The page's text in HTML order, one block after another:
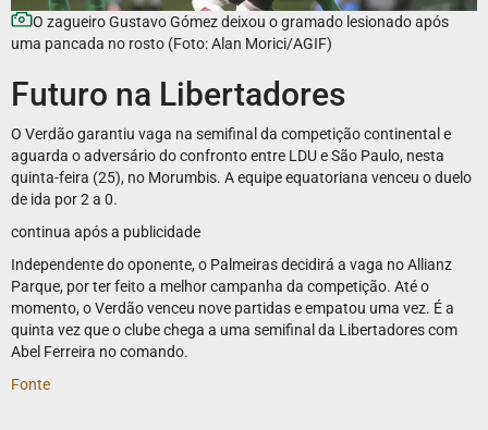
O zagueiro Gustavo Gómez deixou o gramado lesionado após
uma pancada no rosto (Foto: Alan Morici/AGIF)
Futuro na Libertadores
O Verdão garantiu vaga na semifinal da competição continental e
aguarda o adversário do confronto entre LDU e São Paulo, nesta
quinta-feira (25), no Morumbis. A equipe equatoriana venceu o duelo
de ida por 2 a 0.
continua após a publicidade
Independente do oponente, o Palmeiras decidirá a vaga no Allianz
Parque, por ter feito a melhor campanha da competição. Até o
momento, o Verdão venceu nove partidas e empatou uma vez. É a
quinta vez que o clube chega a uma semifinal da Libertadores com
Abel Ferreira no comando.
Fonte